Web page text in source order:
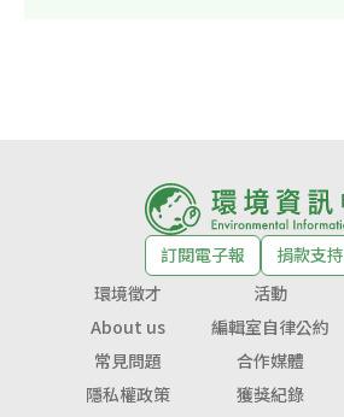
訂閱電子報
捐款支持
環境徵才
活動
About us
編輯室自律公約
常見問題
合作媒體
隱私權政策
獲獎紀錄